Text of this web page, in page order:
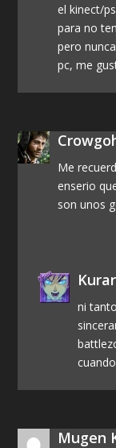
el kinect/
para no
pero
pc, me
Me
enserio
son unos
ni
Mugen